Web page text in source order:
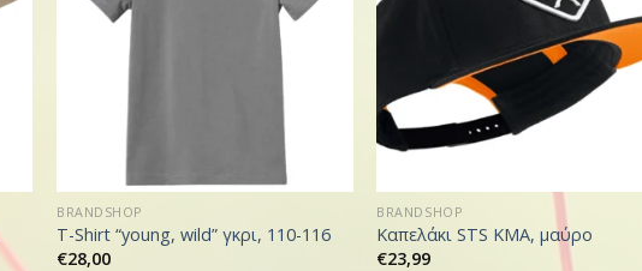
BRANDSHOP
T-Shirt “young, wild” γκρι, 110-116
€28,00
BRANDSHOP
Καπελάκι STS KMA, μαύρο
€23,99